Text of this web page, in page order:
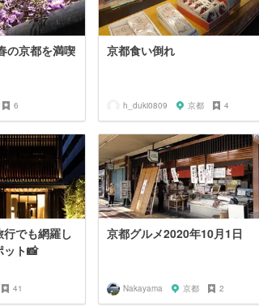
の京都を満喫
6
京都食い倒れ
h_duki0809 京都 4
行でも網羅し
ット📸
41
京都グルメ2020年10月1日
Nakayama 京都 2